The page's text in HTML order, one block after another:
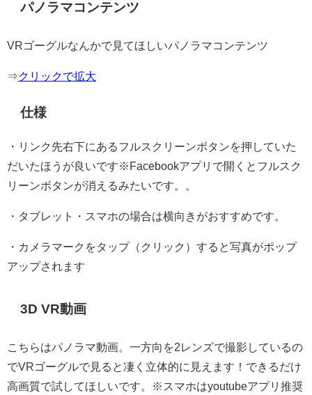
パノラマコンテンツ
VRゴーグルなんかで見てほしいパノラマコンテンツ
⇒クリックで拡大
仕様
・リンク先右下にあるフルスクリーンボタンを押していた
だいたほうが良いです※Facebookアプリで開くとフルスク
リーンボタンが消えるみたいです。。
・タブレット・スマホの場合は横向きがおすすめです。
・カメラマークをタップ（クリック）すると写真がポップ
アップされます
3D VR動画
こちらはパノラマ動画。一方向を2レンズで撮影しているの
でVRゴーグルで見ると凄く立体的に見えます！できるだけ
高画質で試してほしいです。※スマホはyoutubeアプリ推奨